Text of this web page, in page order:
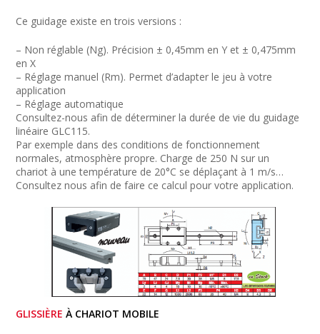
Ce guidage existe en trois versions :
– Non réglable (Ng). Précision ± 0,45mm en Y et ± 0,475mm
en X
– Réglage manuel (Rm). Permet d’adapter le jeu à votre
application
– Réglage automatique
Consultez-nous afin de déterminer la durée de vie du guidage
linéaire GLC115.
Par exemple dans des conditions de fonctionnement
normales, atmosphère propre. Charge de 250 N sur un
chariot à une température de 20°C se déplaçant à 1 m/s…
Consultez nous afin de faire ce calcul pour votre application.
GLISSIÈRE À CHARIOT MOBILE